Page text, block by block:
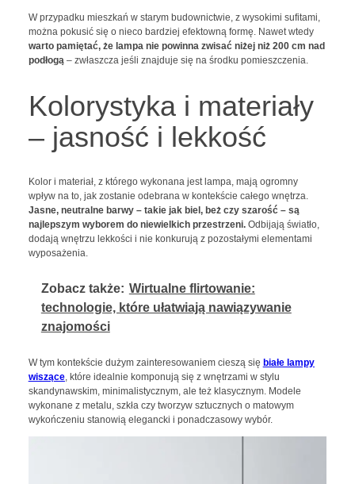
W przypadku mieszkań w starym budownictwie, z wysokimi sufitami,
można pokusić się o nieco bardziej efektowną formę. Nawet wtedy
warto pamiętać, że lampa nie powinna zwisać niżej niż 200 cm nad
podłogą – zwłaszcza jeśli znajduje się na środku pomieszczenia.
Kolorystyka i materiały
– jasność i lekkość
Kolor i materiał, z którego wykonana jest lampa, mają ogromny
wpływ na to, jak zostanie odebrana w kontekście całego wnętrza.
Jasne, neutralne barwy – takie jak biel, beż czy szarość – są
najlepszym wyborem do niewielkich przestrzeni. Odbijają światło,
dodają wnętrzu lekkości i nie konkurują z pozostałymi elementami
wyposażenia.
Zobacz także: Wirtualne flirtowanie:
technologie, które ułatwiają nawiązywanie
znajomości
W tym kontekście dużym zainteresowaniem cieszą się białe lampy
wiszące, które idealnie komponują się z wnętrzami w stylu
skandynawskim, minimalistycznym, ale też klasycznym. Modele
wykonane z metalu, szkła czy tworzyw sztucznych o matowym
wykończeniu stanowią elegancki i ponadczasowy wybór.